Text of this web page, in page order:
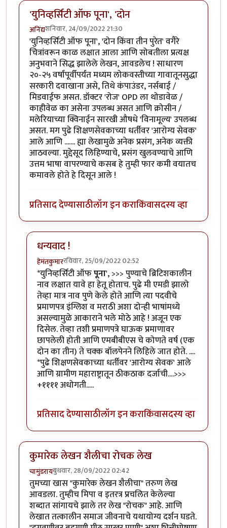
'युनिव्हर्सिटी ऑफ पूना', 'दोन
अनिंद्यशनिवार, 24/09/2022 21:30
'युनिव्हर्सिटी ऑफ पूना', 'दोन किंवा तीन पुरेत' वगैरे
चित्रांवरून काळ लक्षात आला आणि सोबतीला प्रत्यक्ष
अनुभवाने सिद्ध झालेले लेखन, आवडलेच ! साधारण
२०-२५ वर्षांपूर्वीपर्यंत मध्यम लोकवस्तीच्या गावातूनसुद्धा
सरकारी दवाखाना असे, तिथे कंपाउंडर, नर्सबाई /
मिडवाईफ असत. डॉक्टर 'रोज' OPD ला थोडावेळ /
काहीवेळ का असेना उपलब्ध असत आणि क्रोसीन /
मलेरियाच्या क्विनाईन सारखी औषधे 'विनामूल्य' उपलब्ध
असत. मग पुढे शिक्षणसेवकाच्या धर्तीवर 'आरोग्य सेवक'
आले आणि ....... ह्या लेखामुळे अनेक प्रसंग, अनेक व्यक्ती
आठवल्या. मुद्देसूद लिहिण्याचे, प्रसंग खुलवण्याचे आणि
उत्तम भाषा वापरण्याचे कसब हे तुम्ही फार कमी वयातच
कमावले होते हे दिसून आले !
प्रतिसाद देण्यासाठीलॉग इन कराकिंवासदस्य व्हा
धन्यवाद !
हेमंतकुमाररविवार, 25/09/2022 02:52
In reply to'युनिव्हर्सिटी ऑफ पूना', 'दोनbyअनिंद्य
*युनिव्हर्सिटी ऑफपूना', >>> पुण्याचे ब्रिटिशकालीन
नाव लक्षात यावे हा हेतू होताच. पुढे मी एमडी झालो
तेव्हा मात्र नाव पुणे केले होते आणि त्या पदवीचे
प्रमाणपत्र इंग्लिश व मराठी अशा दोन्ही भाषांमध्ये
असल्यामुळे आकाराने भले मोठे आहे ! अजून एक
दिसेल. तेव्हा तशी प्रमाणपत्रे घाऊक प्रमाणावर
छापलेली होती आणि एमबीबीएस चे कोणते वर्ष (एक
दोन का तीन) ते चक्क बॉलपेनने लिहिले जात होते. ....
*पुढे शिक्षणसेवकाच्या धर्तीवर 'आरोग्य सेवक' आले
आणि ग्रामीण महाराष्ट्रातून ठीकठाक दर्जाची....>>>
+११११ अधोगती.....
प्रतिसाद देण्यासाठीलॉग इन कराकिंवासदस्य व्हा
कुमारेक लेखन शैलीचा रोचक लेख
चामुंडरायबुधवार, 28/09/2022 02:42
तुमच्या खास "कुमारेक लेखन शैलीचा" तरुण लेख
आवडला. तुम्हीच मिपा व इतरत्र प्रचलित केलेल्या
शब्दात सांगायचे झाले तर लेख "रोचक" आहे. आणि
लेखात तत्कालीन समाज जीवनाचे यथायोग्य दर्शन घडते.